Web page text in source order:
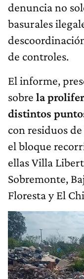
denuncia no
basurales
de controles.
El informe,
sobre la
distintos
con residuos
el bloque
ellas Villa
Sobremonte,
Floresta y El